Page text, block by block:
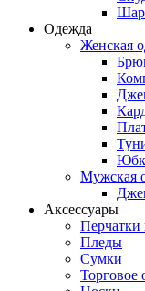
Одежда
Женская
Мужская
Аксессуары
Перчатки
Пледы
Сумки
Торговое